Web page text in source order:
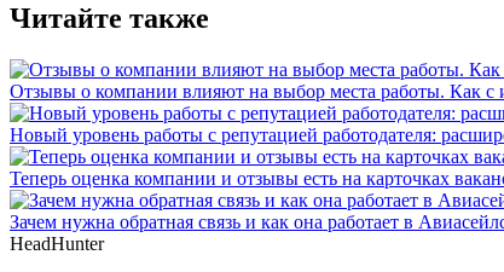
Читайте также
Отзывы о компании влияют на выбор места работы. Как с
Новый уровень работы с репутацией работодателя:
Теперь оценка компании и отзывы есть на карточках
Зачем нужна обратная связь и как она работает в
HeadHunter